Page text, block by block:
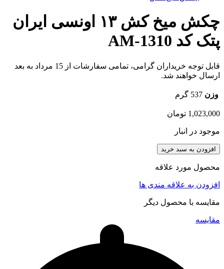
چکش میخ کش ۱۳ اونسی ایران
پتک کد AM-1310
قابل توجه خریداران گرامی، تمامی سفارشات از 15 مرداد به بعد
ارسال خواهند شد.
وزن 537 گرم
1,023,000 تومان
موجود در انبار
افزودن به سبد خرید
محصول مورد علاقه
افزودن به علاقه مندی ها
مقایسه با محصول دیگر
مقایسه